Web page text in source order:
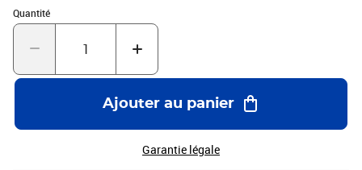
Quantité
Quantité : 1
Ajouter au panier
Garantie légale